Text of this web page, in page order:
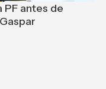
PF antes de